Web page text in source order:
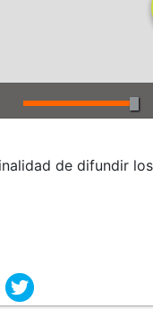
de difundir